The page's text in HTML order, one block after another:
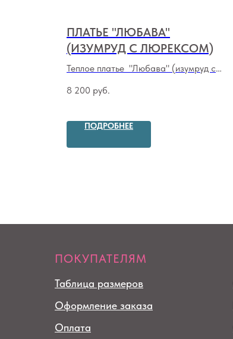
ПЛАТЬЕ "ЛЮБАВА"
(ИЗУМРУД С ЛЮРЕКСОМ)
Теплое платье "Любава" (изумруд с
8 200 руб.
ПОДРОБНЕЕ
ПОКУПАТЕЛЯМ
Таблица размеров
Оформление заказа
Оплата